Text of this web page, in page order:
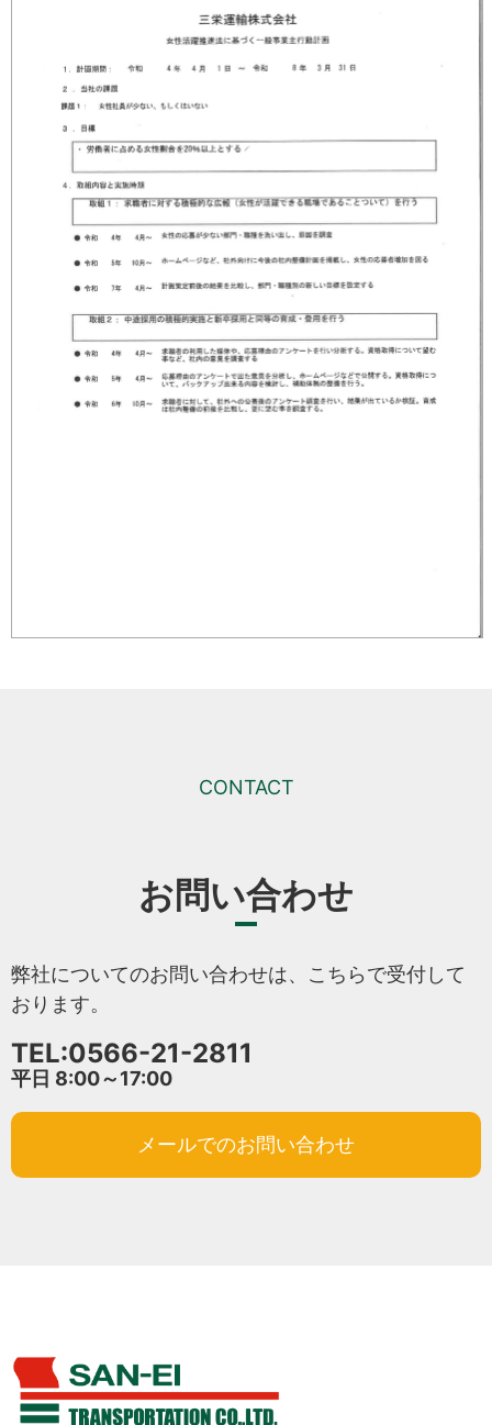
CONTACT
お問い合わせ
弊社についてのお問い合わせは、こちらで受付して
おります。
TEL:0566-21-2811
平日 8:00～17:00
メールでのお問い合わせ